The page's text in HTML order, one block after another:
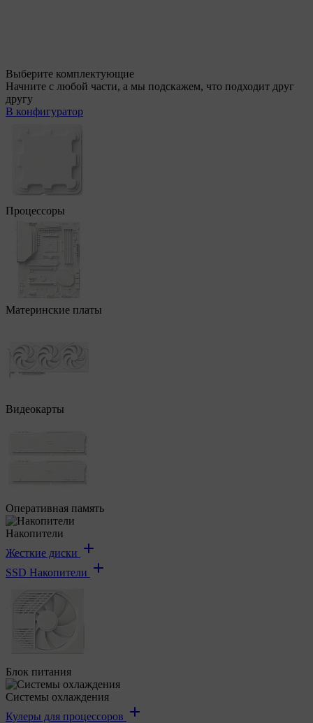
Выберите комплектующие
Начните с любой части, а мы подскажем, что подходит друг
другу
В конфигуратор
Процессоры
Материнские платы
Видеокарты
Оперативная память
Накопители
Жесткие диски
SSD Накопители
Блок питания
Системы охлаждения
Кулеры для процессоров